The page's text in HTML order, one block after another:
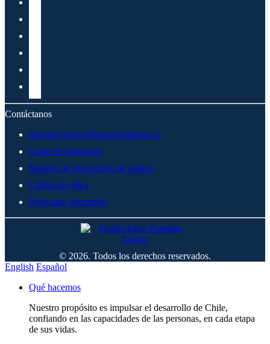
Contáctanos
informaciones@fundacionluksic.cl
Canal de denuncias
Modelo de prevención de delitos
Código de ética
Preguntas frecuentes
© 2026. Todos los derechos reservados.
English Español
Qué hacemos
Nuestro propósito es impulsar el desarrollo de Chile,
confiando en las capacidades de las personas, en cada etapa
de sus vidas.